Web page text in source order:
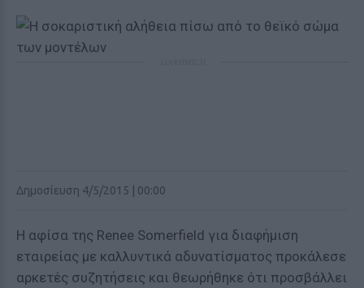
Δημοσίευση 4/5/2015 | 00:00
Η αφίσα της Renee Somerfield για διαφήμιση
εταιρείας με καλλυντικά αδυνατίσματος προκάλεσε
αρκετές συζητήσεις και θεωρήθηκε ότι προσβάλλει